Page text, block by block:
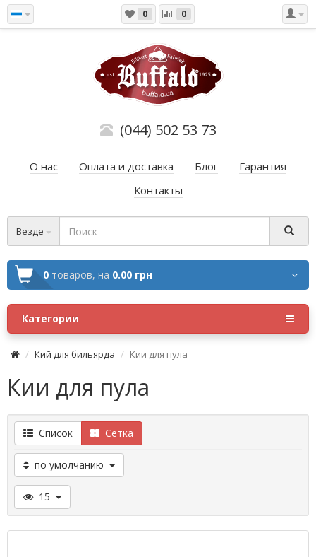
0 0
(044) 502 53 73
О нас Оплата и доставка Блог
Гарантия
Контакты
Везде
0 товаров, на 0.00 грн
Категории
Кий для бильярда Кии для пула
Кии для пула
Список Сетка
по умолчанию
15